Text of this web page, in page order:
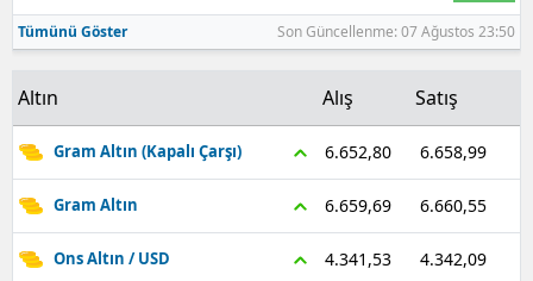
Tümünü Göster Son Güncellenme: 07 Ağustos 23:50
Altın Alış Satış
Gram Altın (Kapalı Çarşı) 6.652,80 6.658,99
Gram Altın 6.659,69 6.660,55
Ons Altın / USD 4.341,53 4.342,09